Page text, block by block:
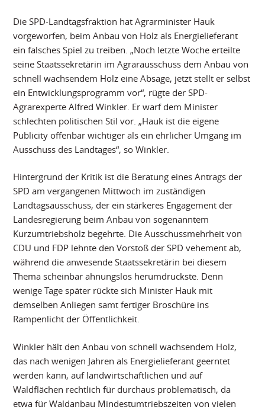
Die SPD-Landtagsfraktion hat Agrarminister Hauk
vorgeworfen, beim Anbau von Holz als Energielieferant
ein falsches Spiel zu treiben. „Noch letzte Woche erteilte
seine Staatssekretärin im Agrarausschuss dem Anbau von
schnell wachsendem Holz eine Absage, jetzt stellt er selbst
ein Entwicklungsprogramm vor“, rügte der SPD-
Agrarexperte Alfred Winkler. Er warf dem Minister
schlechten politischen Stil vor. „Hauk ist die eigene
Publicity offenbar wichtiger als ein ehrlicher Umgang im
Ausschuss des Landtages“, so Winkler.
Hintergrund der Kritik ist die Beratung eines Antrags der
SPD am vergangenen Mittwoch im zuständigen
Landtagsausschuss, der ein stärkeres Engagement der
Landesregierung beim Anbau von sogenanntem
Kurzumtriebsholz begehrte. Die Ausschussmehrheit von
CDU und FDP lehnte den Vorstoß der SPD vehement ab,
während die anwesende Staatssekretärin bei diesem
Thema scheinbar ahnungslos herumdruckste. Denn
wenige Tage später rückte sich Minister Hauk mit
demselben Anliegen samt fertiger Broschüre ins
Rampenlicht der Öffentlichkeit.
Winkler hält den Anbau von schnell wachsendem Holz,
das nach wenigen Jahren als Energielieferant geerntet
werden kann, auf landwirtschaftlichen und auf
Waldflächen rechtlich für durchaus problematisch, da
etwa für Waldanbau Mindestumtriebszeiten von vielen